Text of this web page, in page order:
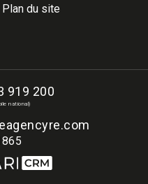
Plan du site
919 200
national)